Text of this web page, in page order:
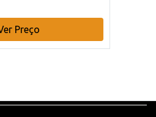
Preço